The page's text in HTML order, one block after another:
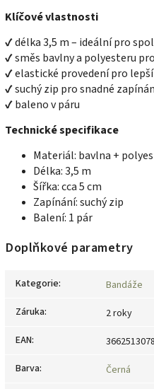
Klíčové vlastnosti
✔ délka 3,5 m – ideální pro
✔ směs bavlny a polyesteru
✔ elastické provedení pro
✔ suchý zip pro snadné
✔ baleno v páru
Technické specifikace
Materiál: bavlna +
Délka: 3,5 m
Šířka: cca 5 cm
Zapínání: suchý zip
Balení: 1 pár
Doplňkové parametry
Kategorie:
Bandáže
Záruka:
2 roky
EAN:
Barva:
Černá